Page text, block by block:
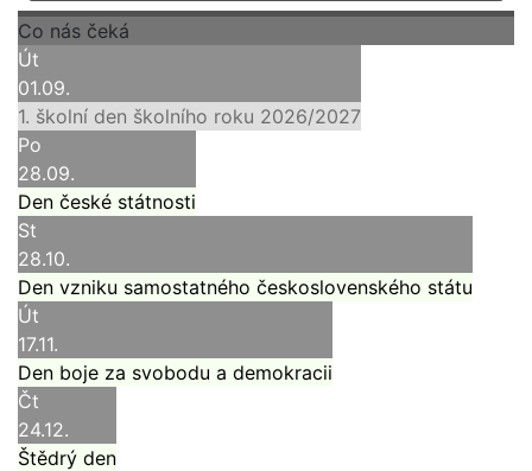
Co nás čeká
Út
01.09.
1. školní den školního roku 2026/2027
Po
28.09.
Den české státnosti
St
28.10.
Den vzniku samostatného československého státu
Út
17.11.
Den boje za svobodu a demokracii
Čt
24.12.
Štědrý den